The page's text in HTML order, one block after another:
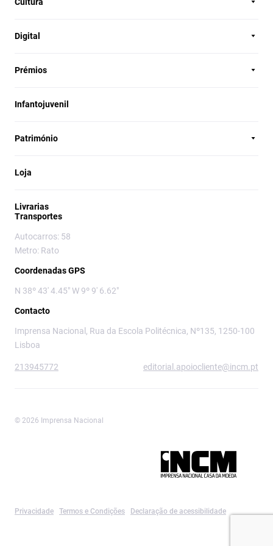
Cultura
Digital
Prémios
Infantojuvenil
Património
Loja
Livrarias
Transportes
Autocarros: 58
Metro: Rato
Coordenadas GPS
N 38º 43' 4.45" W 9º 9' 6.62"
Contacto
Imprensa Nacional, Rua da Escola Politécnica, Nº135, 1250-100
Lisboa
213945772 editorial.apoiocliente@incm.pt
© 2026 Imprensa Nacional
Privacidade Termos e Condições Declaração de acessibilidade